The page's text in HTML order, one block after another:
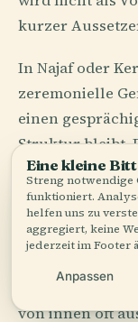
kurzer
In Najaf oder
zeremonielle
einen
Struktur bleibt.
Man spricht
Menschen.
wenn die
bleiben soll.
Was
von innen oft
Eine kleine
Streng notwendige
funktioniert.
helfen uns zu
aggregiert, keine
jederzeit im Footer
Anpassen